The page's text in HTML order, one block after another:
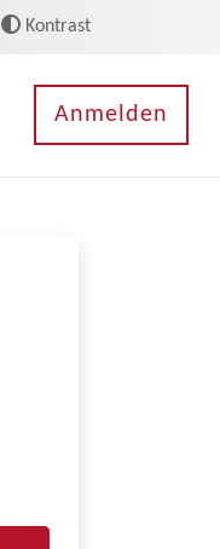
Kontrast
Anmelden